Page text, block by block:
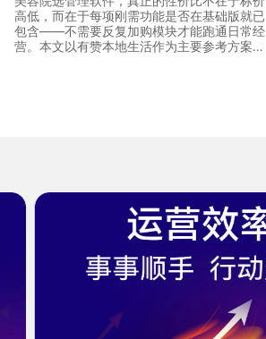
高低，而在于每项刚需功能是否在基础版就已
包含——不需要反复加购模块才能跑通日常经
营。本文以有赞本地生活作为主要参考方案，